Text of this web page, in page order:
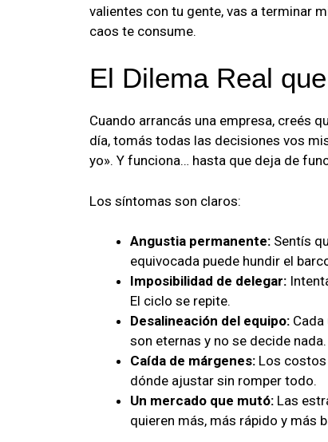
valientes con tu gente, vas a terminar
caos te consume.
El Dilema Real
Cuando arrancás una empresa, creés
día, tomás todas las decisiones vos
yo». Y funciona… hasta que deja de
Los síntomas son claros:
Angustia permanente: Sentís
equivocada puede hundir el
Imposibilidad de delegar:
El ciclo se repite.
Desalineación del equipo:
son eternas y no se decide nada.
Caída de márgenes: Los costos
dónde ajustar sin romper todo.
Un mercado que mutó: Las
quieren más, más rápido y más